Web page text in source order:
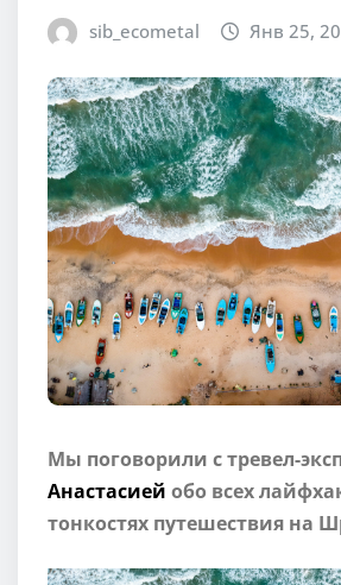
sib_ecometal Янв 25,
Мы поговорили с тревел-
Анастасией обо всех
тонкостях путешествия на